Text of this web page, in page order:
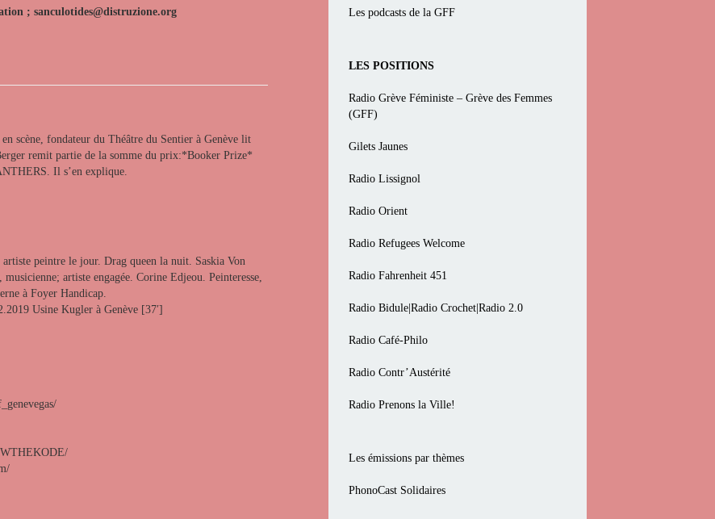
; sanculotides@distruzione.org
scène, fondateur du Théâtre du Sentier à Genève lit
remit partie de la somme du prix:*Booker Prize*
Il s’en explique.
peintre le jour. Drag queen la nuit. Saskia Von
artiste engagée. Corine Edjeou. Peinteresse,
à Foyer Handicap.
Usine Kugler à Genève [37′]
Les podcasts de la GFF
LES POSITIONS
Radio Grève Féministe – Grève des Femmes
(GFF)
Gilets Jaunes
Radio Lissignol
Radio Orient
Radio Refugees Welcome
Radio Fahrenheit 451
Radio Bidule|Radio Crochet|Radio 2.0
Radio Café-Philo
Radio Contr’Austérité
Radio Prenons la Ville!
Les émissions par thèmes
PhonoCast Solidaires